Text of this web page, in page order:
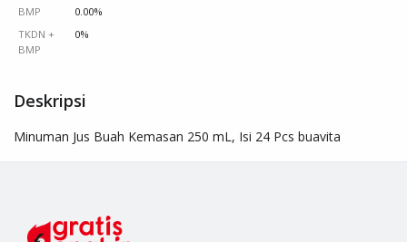
BMP
0.00%
TKDN +
BMP
0%
Deskripsi
Minuman Jus Buah Kemasan 250 mL, Isi 24 Pcs buavita